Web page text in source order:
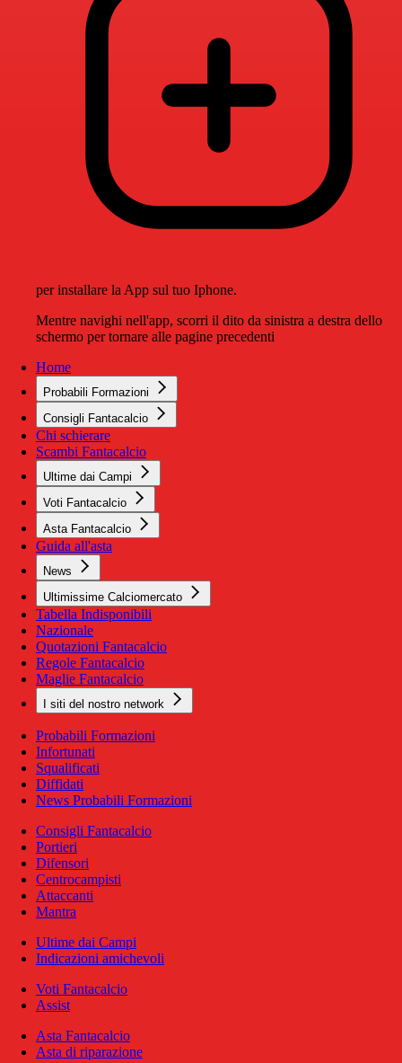
per installare la App sul tuo Iphone.
Mentre navighi nell'app, scorri il dito da sinistra a destra dello
schermo per tornare alle pagine precedenti
Home
Probabili Formazioni
Consigli Fantacalcio
Chi schierare
Scambi Fantacalcio
Ultime dai Campi
Voti Fantacalcio
Asta Fantacalcio
Guida all'asta
News
Ultimissime Calciomercato
Tabella Indisponibili
Nazionale
Quotazioni Fantacalcio
Regole Fantacalcio
Maglie Fantacalcio
I siti del nostro network
Probabili Formazioni
Infortunati
Squalificati
Diffidati
News Probabili Formazioni
Consigli Fantacalcio
Portieri
Difensori
Centrocampisti
Attaccanti
Mantra
Ultime dai Campi
Indicazioni amichevoli
Voti Fantacalcio
Assist
Asta Fantacalcio
Asta di riparazione